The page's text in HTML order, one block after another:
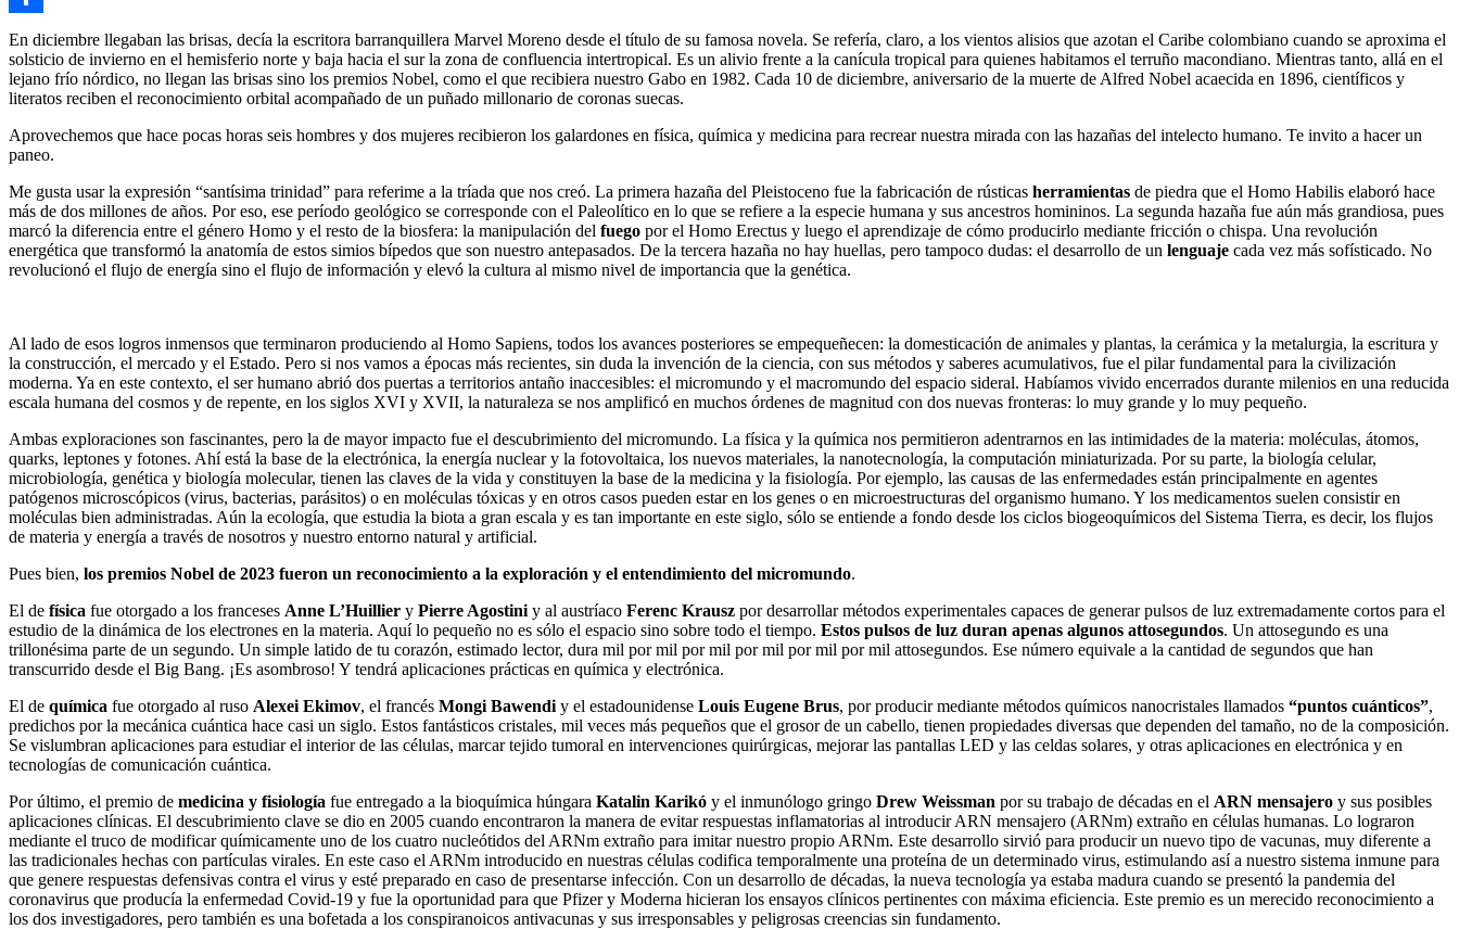
Link
Compartir
En diciembre llegaban las brisas, decía la escritora barranquillera Marvel Moreno desde el título de su famosa novela. Se refería, claro, a los vientos alisios que azotan el Caribe colombiano cuando se aproxima el
solsticio de invierno en el hemisferio norte y baja hacia el sur la zona de confluencia intertropical. Es un alivio frente a la canícula tropical para quienes habitamos el terruño macondiano. Mientras tanto, allá en el
lejano frío nórdico, no llegan las brisas sino los premios Nobel, como el que recibiera nuestro Gabo en 1982. Cada 10 de diciembre, aniversario de la muerte de Alfred Nobel acaecida en 1896, científicos y
literatos reciben el reconocimiento orbital acompañado de un puñado millonario de coronas suecas.
Aprovechemos que hace pocas horas seis hombres y dos mujeres recibieron los galardones en física, química y medicina para recrear nuestra mirada con las hazañas del intelecto humano. Te invito a hacer un
paneo.
Me gusta usar la expresión “santísima trinidad” para referime a la tríada que nos creó. La primera hazaña del Pleistoceno fue la fabricación de rústicas herramientas de piedra que el Homo Habilis elaboró hace
más de dos millones de años. Por eso, ese período geológico se corresponde con el Paleolítico en lo que se refiere a la especie humana y sus ancestros homininos. La segunda hazaña fue aún más grandiosa, pues
marcó la diferencia entre el género Homo y el resto de la biosfera: la manipulación del fuego por el Homo Erectus y luego el aprendizaje de cómo producirlo mediante fricción o chispa. Una revolución
energética que transformó la anatomía de estos simios bípedos que son nuestro antepasados. De la tercera hazaña no hay huellas, pero tampoco dudas: el desarrollo de un lenguaje cada vez más sofísticado. No
revolucionó el flujo de energía sino el flujo de información y elevó la cultura al mismo nivel de importancia que la genética.
Al lado de esos logros inmensos que terminaron produciendo al Homo Sapiens, todos los avances posteriores se empequeñecen: la domesticación de animales y plantas, la cerámica y la metalurgia, la escritura y
la construcción, el mercado y el Estado. Pero si nos vamos a épocas más recientes, sin duda la invención de la ciencia, con sus métodos y saberes acumulativos, fue el pilar fundamental para la civilización
moderna. Ya en este contexto, el ser humano abrió dos puertas a territorios antaño inaccesibles: el micromundo y el macromundo del espacio sideral. Habíamos vivido encerrados durante milenios en una reducida
escala humana del cosmos y de repente, en los siglos XVI y XVII, la naturaleza se nos amplificó en muchos órdenes de magnitud con dos nuevas fronteras: lo muy grande y lo muy pequeño.
Ambas exploraciones son fascinantes, pero la de mayor impacto fue el descubrimiento del micromundo. La física y la química nos permitieron adentrarnos en las intimidades de la materia: moléculas, átomos,
quarks, leptones y fotones. Ahí está la base de la electrónica, la energía nuclear y la fotovoltaica, los nuevos materiales, la nanotecnología, la computación miniaturizada. Por su parte, la biología celular,
microbiología, genética y biología molecular, tienen las claves de la vida y constituyen la base de la medicina y la fisiología. Por ejemplo, las causas de las enfermedades están principalmente en agentes
patógenos microscópicos (virus, bacterias, parásitos) o en moléculas tóxicas y en otros casos pueden estar en los genes o en microestructuras del organismo humano. Y los medicamentos suelen consistir en
moléculas bien administradas. Aún la ecología, que estudia la biota a gran escala y es tan importante en este siglo, sólo se entiende a fondo desde los ciclos biogeoquímicos del Sistema Tierra, es decir, los flujos
de materia y energía a través de nosotros y nuestro entorno natural y artificial.
Pues bien, los premios Nobel de 2023 fueron un reconocimiento a la exploración y el entendimiento del micromundo.
El de física fue otorgado a los franceses Anne L’Huillier y Pierre Agostini y al austríaco Ferenc Krausz por desarrollar métodos experimentales capaces de generar pulsos de luz extremadamente cortos para el
estudio de la dinámica de los electrones en la materia. Aquí lo pequeño no es sólo el espacio sino sobre todo el tiempo. Estos pulsos de luz duran apenas algunos attosegundos. Un attosegundo es una
trillonésima parte de un segundo. Un simple latido de tu corazón, estimado lector, dura mil por mil por mil por mil por mil por mil attosegundos. Ese número equivale a la cantidad de segundos que han
transcurrido desde el Big Bang. ¡Es asombroso! Y tendrá aplicaciones prácticas en química y electrónica.
El de química fue otorgado al ruso Alexei Ekimov, el francés Mongi Bawendi y el estadounidense Louis Eugene Brus, por producir mediante métodos químicos nanocristales llamados “puntos cuánticos”,
predichos por la mecánica cuántica hace casi un siglo. Estos fantásticos cristales, mil veces más pequeños que el grosor de un cabello, tienen propiedades diversas que dependen del tamaño, no de la composición.
Se vislumbran aplicaciones para estudiar el interior de las células, marcar tejido tumoral en intervenciones quirúrgicas, mejorar las pantallas LED y las celdas solares, y otras aplicaciones en electrónica y en
tecnologías de comunicación cuántica.
Por último, el premio de medicina y fisiología fue entregado a la bioquímica húngara Katalin Karikó y el inmunólogo gringo Drew Weissman por su trabajo de décadas en el ARN mensajero y sus posibles
aplicaciones clínicas. El descubrimiento clave se dio en 2005 cuando encontraron la manera de evitar respuestas inflamatorias al introducir ARN mensajero (ARNm) extraño en células humanas. Lo lograron
mediante el truco de modificar químicamente uno de los cuatro nucleótidos del ARNm extraño para imitar nuestro propio ARNm. Este desarrollo sirvió para producir un nuevo tipo de vacunas, muy diferente a
las tradicionales hechas con partículas virales. En este caso el ARNm introducido en nuestras células codifica temporalmente una proteína de un determinado virus, estimulando así a nuestro sistema inmune para
que genere respuestas defensivas contra el virus y esté preparado en caso de presentarse infección. Con un desarrollo de décadas, la nueva tecnología ya estaba madura cuando se presentó la pandemia del
coronavirus que producía la enfermedad Covid-19 y fue la oportunidad para que Pfizer y Moderna hicieran los ensayos clínicos pertinentes con máxima eficiencia. Este premio es un merecido reconocimiento a
los dos investigadores, pero también es una bofetada a los conspiranoicos antivacunas y sus irresponsables y peligrosas creencias sin fundamento.